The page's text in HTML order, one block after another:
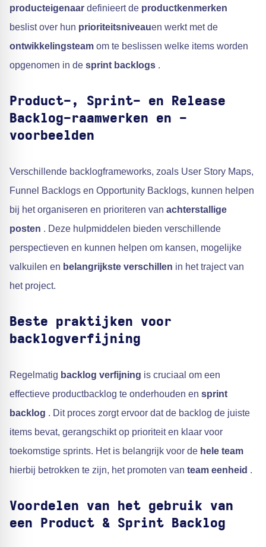
producteigenaar definieert de productkenmerken
beslist over hun prioriteitsniveauen werkt met de
ontwikkelingsteam om te beslissen welke items worden
opgenomen in de sprint backlogs .
Product-, Sprint- en Release
Backlog-raamwerken en -
voorbeelden
Verschillende backlogframeworks, zoals User Story Maps,
Funnel Backlogs en Opportunity Backlogs, kunnen helpen
bij het organiseren en prioriteren van achterstallige
posten . Deze hulpmiddelen bieden verschillende
perspectieven en kunnen helpen om kansen, mogelijke
valkuilen en belangrijkste verschillen in het traject van
het project.
Beste praktijken voor
backlogverfijning
Regelmatig backlog verfijning is cruciaal om een
effectieve productbacklog te onderhouden en sprint
backlog . Dit proces zorgt ervoor dat de backlog de juiste
items bevat, gerangschikt op prioriteit en klaar voor
toekomstige sprints. Het is belangrijk voor de hele team
hierbij betrokken te zijn, het promoten van team eenheid .
Voordelen van het gebruik van
een Product & Sprint Backlog